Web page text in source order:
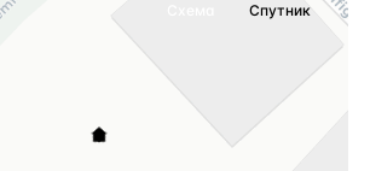
Спутник